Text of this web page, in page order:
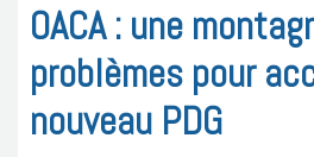
OACA : une
problèmes pour
nouveau PDG